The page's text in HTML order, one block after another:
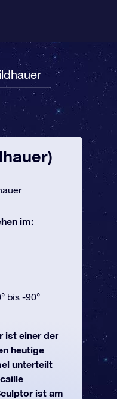
im:
bis -90°
ist einer der
heutige
unterteilt
ist am